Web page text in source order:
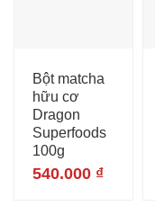
Bột matcha
hữu cơ
Dragon
Superfoods
100g
540.000 ₫